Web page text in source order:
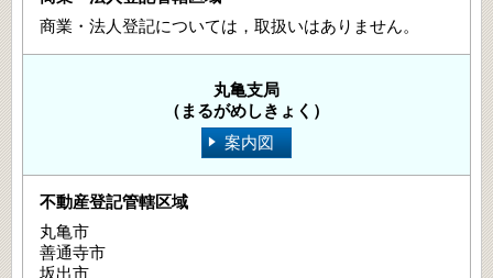
商業・法人登記については，取扱いはありません。
丸亀支局
（まるがめしきょく）
案内図
丸亀市
善通寺市
坂出市